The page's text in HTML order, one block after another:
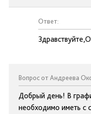
Ответ:
Вопрос от Андреева
Добрый день! В
необходимо иметь с